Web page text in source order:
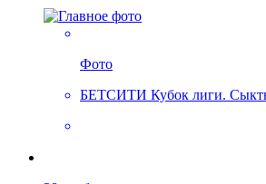
Фото
БЕТСИТИ Кубок лиги.